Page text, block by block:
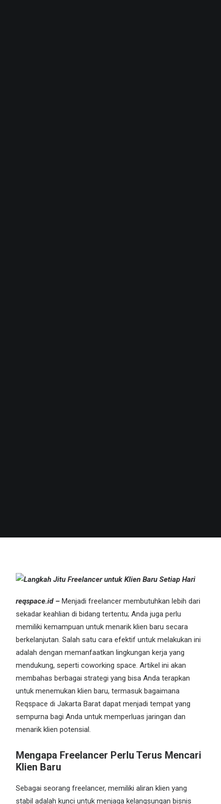
reqspace.id – Menjadi freelancer membutuhkan lebih dari
sekadar keahlian di bidang tertentu; Anda juga perlu
memiliki kemampuan untuk menarik klien baru secara
berkelanjutan. Salah satu cara efektif untuk melakukan ini
adalah dengan memanfaatkan lingkungan kerja yang
mendukung, seperti coworking space. Artikel ini akan
membahas berbagai strategi yang bisa Anda terapkan
untuk menemukan klien baru, termasuk bagaimana
Reqspace di Jakarta Barat dapat menjadi tempat yang
sempurna bagi Anda untuk memperluas jaringan dan
menarik klien potensial.
Mengapa Freelancer Perlu Terus Mencari
Klien Baru
Sebagai seorang freelancer, memiliki aliran klien yang
stabil adalah kunci untuk menjaga kelangsungan bisnis